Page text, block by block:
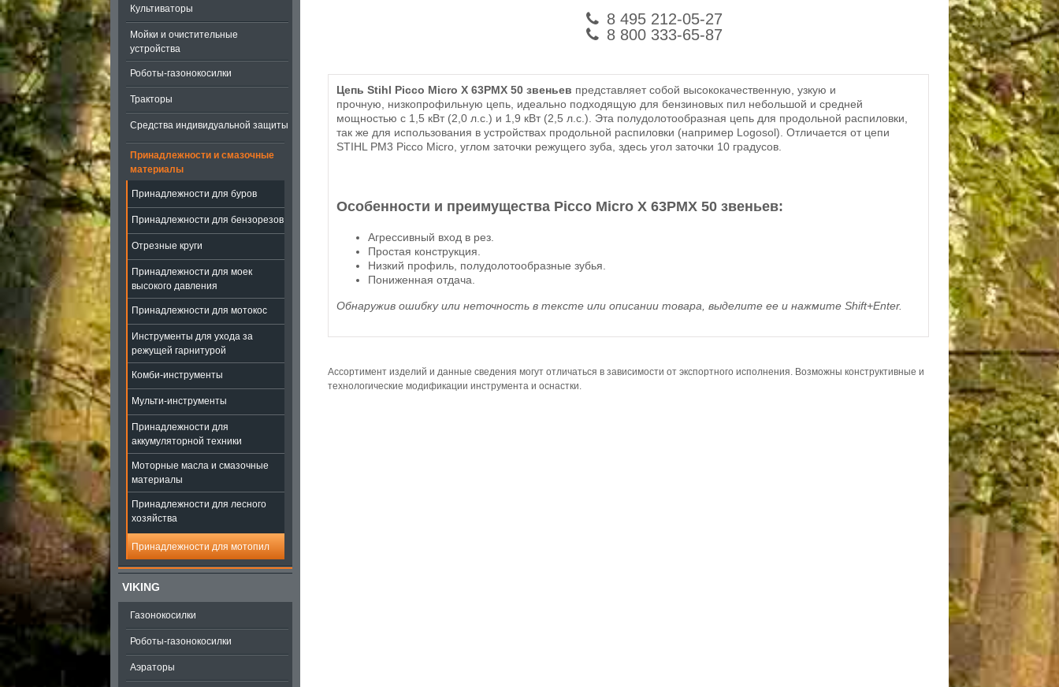
Культиваторы
Мойки и очистительные
устройства
Роботы-газонокосилки
Тракторы
Средства индивидуальной защиты
Принадлежности и смазочные
материалы
Принадлежности для буров
Принадлежности для бензорезов
Отрезные круги
Принадлежности для моек
высокого давления
Принадлежности для мотокос
Инструменты для ухода за
режущей гарнитурой
Комби-инструменты
Мульти-инструменты
Принадлежности для
аккумуляторной техники
Моторные масла и смазочные
материалы
Принадлежности для лесного
хозяйства
Принадлежности для мотопил
VIKING
Газонокосилки
Роботы-газонокосилки
Аэраторы
8 495 212-05-27
8 800 333-65-87
Цепь Stihl Picco Micro X 63PMX 50 звеньев представляет собой высококачественную, узкую и
прочную, низкопрофильную цепь, идеально подходящую для бензиновых пил небольшой и средней
мощностью с 1,5 кВт (2,0 л.с.) и 1,9 кВт (2,5 л.с.). Эта полудолотообразная цепь для продольной распиловки,
так же для использования в устройствах продольной распиловки (например Logosol). Отличается от цепи
STIHL PM3 Picco Micro, углом заточки режущего зуба, здесь угол заточки 10 градусов.
Особенности и преимущества Picco Micro X 63PMX 50 звеньев:
Агрессивный вход в рез.
Простая конструкция.
Низкий профиль, полудолотообразные зубья.
Пониженная отдача.
Обнаружив ошибку или неточность в тексте или описании товара, выделите ее и нажмите Shift+Enter.
Ассортимент изделий и данные сведения могут отличаться в зависимости от экспортного исполнения. Возможны конструктивные и
технологические модификации инструмента и оснастки.